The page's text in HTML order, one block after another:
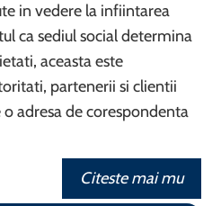
in vedere la infiintarea
ca sediul social determina
aceasta este
partenerii si clientii
adresa de corespondenta
Citeste mai mu